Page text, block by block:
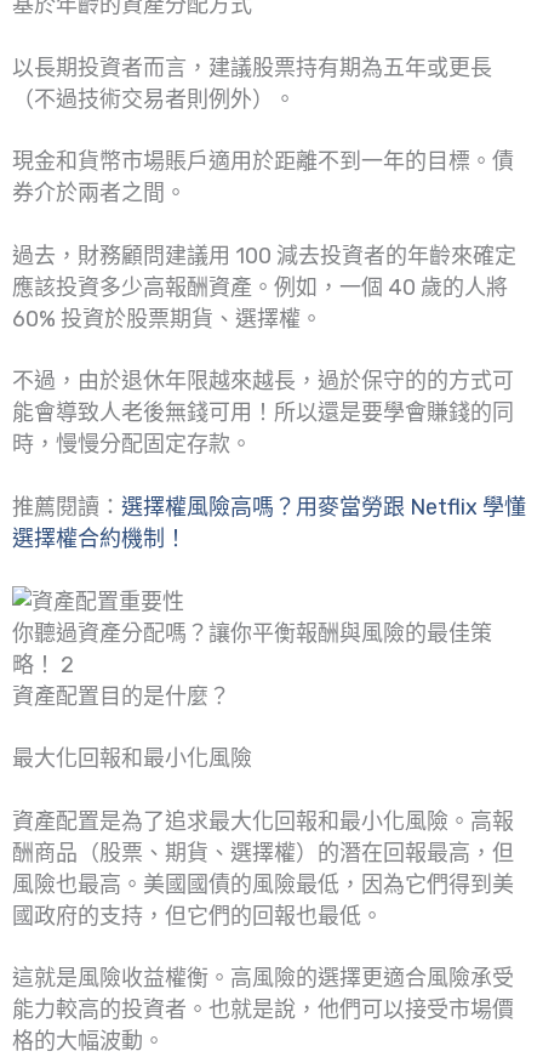
以長期投資者而言，建議股票持有期為五年或更長
（不過技術交易者則例外）。
現金和貨幣市場賬戶適用於距離不到一年的目標。債
券介於兩者之間。
過去，財務顧問建議用 100 減去投資者的年齡來確定
應該投資多少高報酬資產。例如，一個 40 歲的人將
60% 投資於股票期貨、選擇權。
不過，由於退休年限越來越長，過於保守的的方式可
能會導致人老後無錢可用！所以還是要學會賺錢的同
時，慢慢分配固定存款。
推薦閱讀： 選擇權風險高嗎？用麥當勞跟 Netflix 學懂
選擇權合約機制！
你聽過資產分配嗎？讓你平衡報酬與風險的最佳策
略！ 2
資產配置目的是什麼？
最大化回報和最小化風險
資產配置是為了追求最大化回報和最小化風險。高報
酬商品（股票、期貨、選擇權）的潛在回報最高，但
風險也最高。美國國債的風險最低，因為它們得到美
國政府的支持，但它們的回報也最低。
這就是風險收益權衡。高風險的選擇更適合風險承受
能力較高的投資者。也就是說，他們可以接受市場價
格的大幅波動。